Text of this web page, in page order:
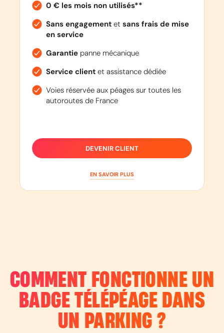
0 € les mois non utilisés**
Sans engagementet sans frais de mise
en service
Garantiepanne mécanique
Service clientet assistance dédiée
Voies réservée aux péages sur toutes les
autoroutes de France
DEVENIR CLIENT
EN SAVOIR PLUS
COMMENT FONCTIONNE UN
BADGE TÉLÉPÉAGE DANS
UN PARKING ?